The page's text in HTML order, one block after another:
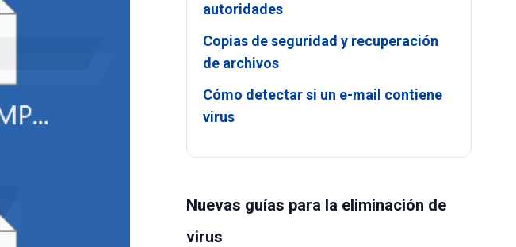
autoridades
Copias de seguridad y recuperación
de archivos
Cómo detectar si un e-mail contiene
virus
Nuevas guías para la eliminación de
virus